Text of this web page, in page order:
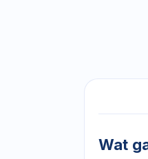
Wat